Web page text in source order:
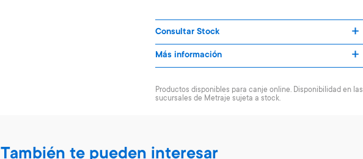
Consultar Stock
Más información
Productos disponibles para canje online. Disponibilidad en las
sucursales de Metraje sujeta a stock.
También te pueden interesar